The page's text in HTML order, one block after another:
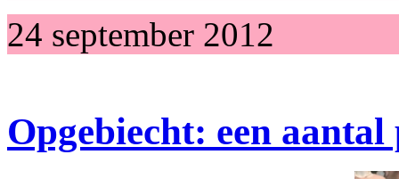
24 september 2012
Opgebiecht: een